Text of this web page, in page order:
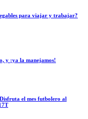
para viajar y trabajar?
y ¡ya la manejamos!
el mes futbolero al